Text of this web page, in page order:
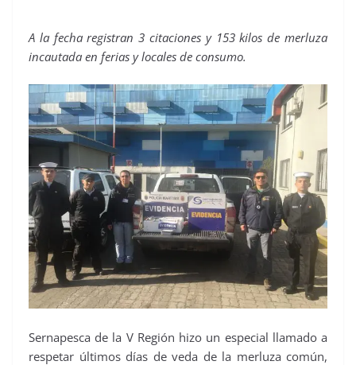
A la fecha registran 3 citaciones y 153 kilos de merluza
incautada en ferias y locales de consumo.
Sernapesca de la V Región hizo un especial llamado a
respetar últimos días de veda de la merluza común,